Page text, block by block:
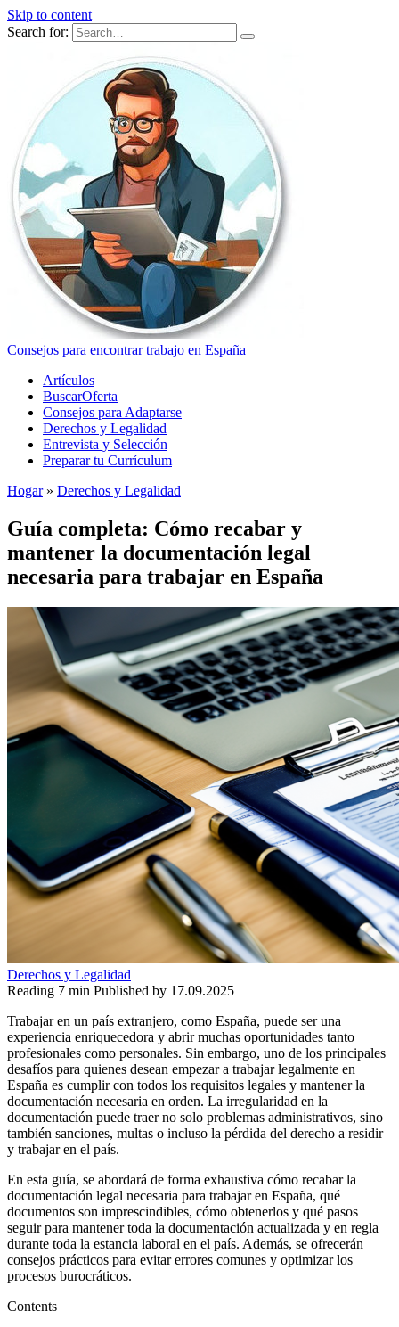
Skip to content
Search for:
Consejos para encontrar trabajo en España
Artículos
BuscarOferta
Consejos para Adaptarse
Derechos y Legalidad
Entrevista y Selección
Preparar tu Currículum
Hogar» Derechos y Legalidad
Guía completa: Cómo recabar y
mantener la documentación legal
necesaria para trabajar en España
Derechos y Legalidad
Reading 7 min Published by 17.09.2025
Trabajar en un país extranjero, como España, puede ser una
experiencia enriquecedora y abrir muchas oportunidades tanto
profesionales como personales. Sin embargo, uno de los principales
desafíos para quienes desean empezar a trabajar legalmente en
España es cumplir con todos los requisitos legales y mantener la
documentación necesaria en orden. La irregularidad en la
documentación puede traer no solo problemas administrativos, sino
también sanciones, multas o incluso la pérdida del derecho a residir
y trabajar en el país.
En esta guía, se abordará de forma exhaustiva cómo recabar la
documentación legal necesaria para trabajar en España, qué
documentos son imprescindibles, cómo obtenerlos y qué pasos
seguir para mantener toda la documentación actualizada y en regla
durante toda la estancia laboral en el país. Además, se ofrecerán
consejos prácticos para evitar errores comunes y optimizar los
procesos burocráticos.
Contents